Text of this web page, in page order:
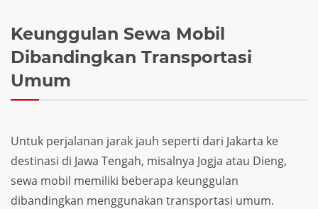
Keunggulan Sewa Mobil
Dibandingkan Transportasi
Umum
Untuk perjalanan jarak jauh seperti dari Jakarta ke
destinasi di Jawa Tengah, misalnya Jogja atau Dieng,
sewa mobil memiliki beberapa keunggulan
dibandingkan menggunakan transportasi umum.